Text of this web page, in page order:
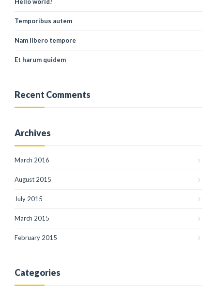
Temporibus autem
Nam libero tempore
Et harum quidem
Recent Comments
Archives
March 2016
August 2015
July 2015
March 2015
February 2015
Categories